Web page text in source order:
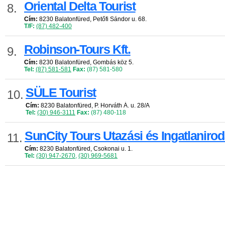
8. Oriental Delta Tourist
Cím: 8230 Balatonfüred, Petőfi Sándor u. 68.
T/F: (87) 482-400
9. Robinson-Tours Kft.
Cím: 8230 Balatonfüred, Gombás köz 5.
Tel: (87) 581-581 Fax: (87) 581-580
10. SÜLE Tourist
Cím: 8230 Balatonfüred, P. Horváth Á. u. 28/A
Tel: (30) 946-3111 Fax: (87) 480-118
11. SunCity Tours Utazási és
Cím: 8230 Balatonfüred, Csokonai u. 1.
Tel: (30) 947-2670, (30) 969-5681